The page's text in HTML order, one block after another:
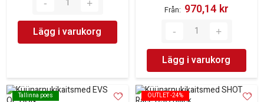
Lägg i varukorg
Från 970,14 kr‎
Lägg i varukorg
Tallinna poes
Tallinna poes
OUTLET -24%
OUTLET -24%